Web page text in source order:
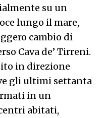
su un
lungo il mare,
cambio di
Cava de’ Tirreni.
in direzione
gli ultimi settanta
in un
abitati,